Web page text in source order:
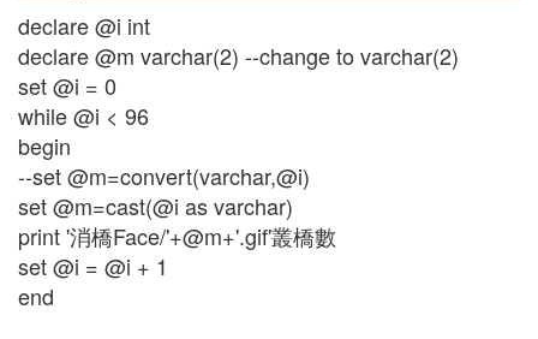
declare @i int
declare @m varchar(2) --change to varchar(2)
set @i = 0
while @i < 96
begin
--set @m=convert(varchar,@i)
set @m=cast(@i as varchar)
print '消橋Face/'+@m+'.gif'叢橋數
set @i = @i + 1
end